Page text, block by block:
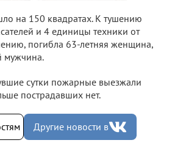
на 150 квадратах. К тушению
и 4 единицы техники от
погибла 63-летняя женщина,
мужчина.
сутки пожарные выезжали
пострадавших нет.
Другие новости в